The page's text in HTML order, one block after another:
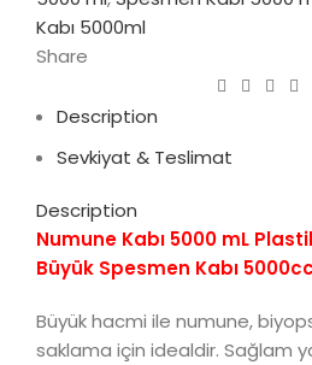
Kabı 5000ml
Share
Description
Sevkiyat & Teslimat
Description
Numune Kabı 5000 mL
Büyük Spesmen Kabı 5000cc
Büyük hacmi ile numune,
saklama için idealdir. Sağlam